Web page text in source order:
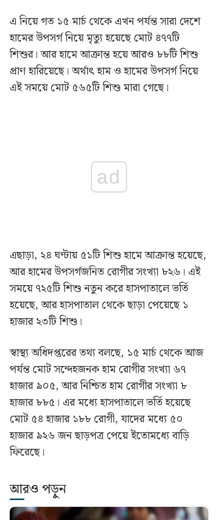
এ নিয়ে গত ১৫ মার্চ থেকে এখন পর্যন্ত সারা দেশে
হামের উপসর্গ নিয়ে মৃত্যু হয়েছে মোট ৪৭৭টি
শিশুর। আর হামে আক্রান্ত হয়ে আরও ৮৮টি শিশু
প্রাণ হারিয়েছে। অর্থাৎ হাম ও হামের উপসর্গ নিয়ে
এই সময়ে মোট ৫৬৫টি শিশু মারা গেছে।
ad
এছাড়া, ২৪ ঘণ্টায় ৫১টি শিশু হামে আক্রান্ত হয়েছে,
আর হামের উপসর্গজনিত রোগীর সংখ্যা ৮২৬। এই
সময়ে ৭২৫টি শিশু নতুন করে হাসপাতালে ভর্তি
হয়েছে, আর হাসপাতাল থেকে ছাড়া পেয়েছে ১
হাজার ২৩টি শিশু।
স্বাস্থ্য অধিদপ্তরের তথ্য বলছে, ১৫ মার্চ থেকে আজ
পর্যন্ত মোট সন্দেহজনক হাম রোগীর সংখ্যা ৬৭
হাজার ৯০৫, আর নিশ্চিত হাম রোগীর সংখ্যা ৮
হাজার ৮৮৫। এর মধ্যে হাসপাতালে ভর্তি হয়েছে
মোট ৫৪ হাজার ১৮৮ রোগী, যাদের মধ্যে ৫০
হাজার ৯২৬ জন ছাড়পত্র পেয়ে ইতোমধ্যে বাড়ি
ফিরেছে।
আরও পড়ুন